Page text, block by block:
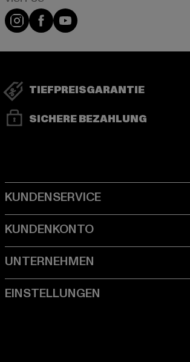
Visit our Instagram page:
Visit our Facebook page:
Visit our YouTube channel:
TIEFPREISGARANTIE
SICHERE BEZAHLUNG